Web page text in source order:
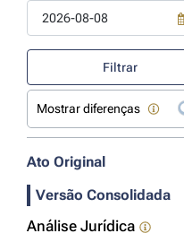
Use a tecla de seta para
Filtrar
Mostrar diferenças
Ato Original
Versão Consolidada
Análise Jurídica